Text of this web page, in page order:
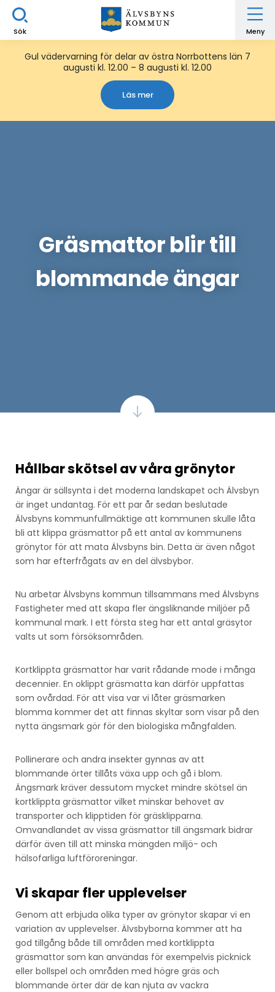
Sök Meny
Gul vädervarning för delar av östra Norrbottens län 7
augusti kl. 12.00 – 8 augusti kl. 12.00
Läs mer
Gräsmattor blir till
blommande ängar
Hållbar skötsel av våra grönytor
Ängar är sällsynta i det moderna landskapet och Älvsbyn
är inget undantag. För ett par år sedan beslutade
Älvsbyns kommunfullmäktige att kommunen skulle låta
bli att klippa gräsmattor på ett antal av kommunens
grönytor för att mata Älvsbyns bin. Detta är även något
som har efterfrågats av en del älvsbybor.
Nu arbetar Älvsbyns kommun tillsammans med Älvsbyns
Fastigheter med att skapa fler ängsliknande miljöer på
kommunal mark. I ett första steg har ett antal gräsytor
valts ut som försöksområden.
Kortklippta gräsmattor har varit rådande mode i många
decennier. En oklippt gräsmatta kan därför uppfattas
som ovårdad. För att visa var vi låter gräsmarken
blomma kommer det att finnas skyltar som visar på den
nytta ängsmark gör för den biologiska mångfalden.
Pollinerare och andra insekter gynnas av att
blommande örter tillåts växa upp och gå i blom.
Ängsmark kräver dessutom mycket mindre skötsel än
kortklippta gräsmattor vilket minskar behovet av
transporter och klipptiden för gräsklipparna.
Omvandlandet av vissa gräsmattor till ängsmark bidrar
därför även till att minska mängden miljö- och
hälsofarliga luftföroreningar.
Vi skapar fler upplevelser
Genom att erbjuda olika typer av grönytor skapar vi en
variation av upplevelser. Älvsbyborna kommer att ha
god tillgång både till områden med kortklippta
gräsmattor som kan användas för exempelvis picknick
eller bollspel och områden med högre gräs och
blommande örter där de kan njuta av vackra